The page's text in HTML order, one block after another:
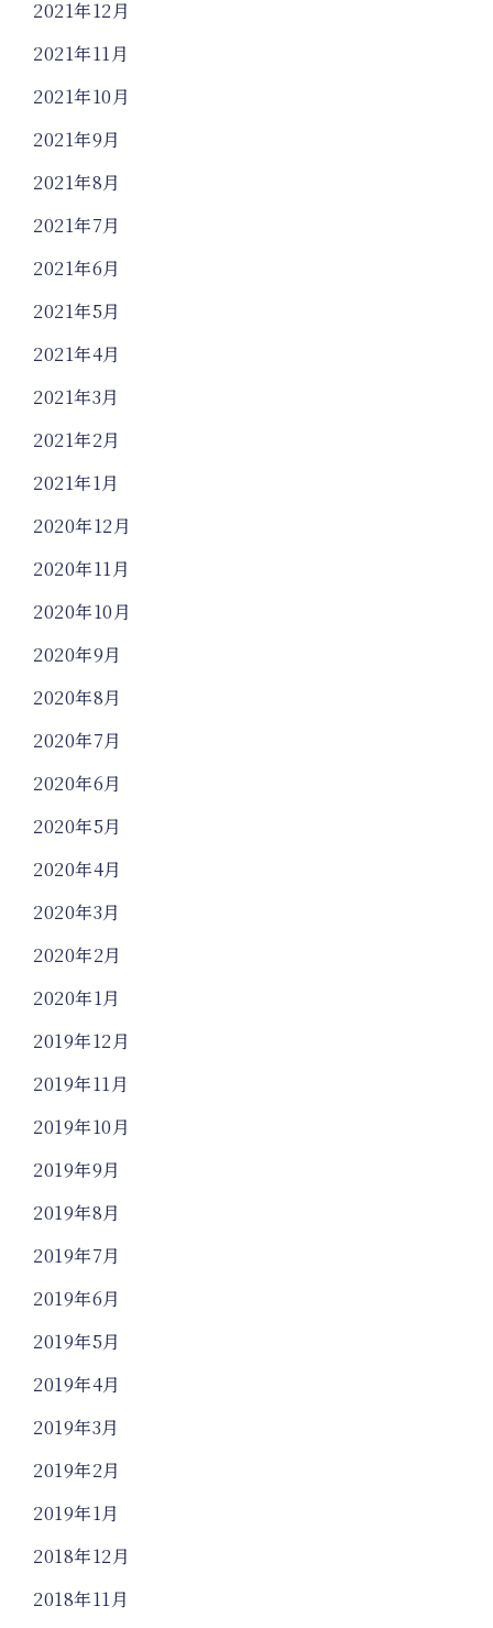
2021年12月
2021年11月
2021年10月
2021年9月
2021年8月
2021年7月
2021年6月
2021年5月
2021年4月
2021年3月
2021年2月
2021年1月
2020年12月
2020年11月
2020年10月
2020年9月
2020年8月
2020年7月
2020年6月
2020年5月
2020年4月
2020年3月
2020年2月
2020年1月
2019年12月
2019年11月
2019年10月
2019年9月
2019年8月
2019年7月
2019年6月
2019年5月
2019年4月
2019年3月
2019年2月
2019年1月
2018年12月
2018年11月